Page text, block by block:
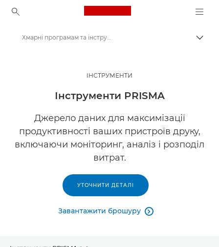
Canon Logo, back to
Продукти для бізнесу
Хмарні програмам та інструменти Canon PRISMA
ІНСТРУМЕНТИ
Інструменти PRISMA
Джерело даних для максимізації
продуктивності ваших пристроїв друку,
включаючи моніторинг, аналіз і розподіл
витрат.
УТОЧНИТИ ДЕТАЛІ
Завантажити брошуру 